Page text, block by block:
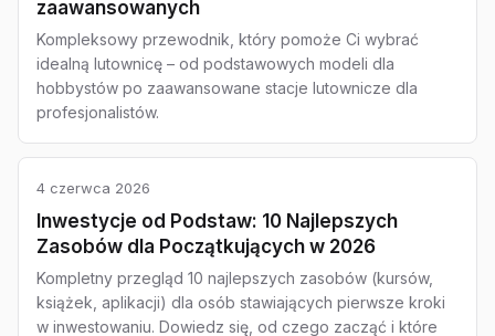
zaawansowanych
Kompleksowy przewodnik, który pomoże Ci wybrać
idealną lutownicę – od podstawowych modeli dla
hobbystów po zaawansowane stacje lutownicze dla
profesjonalistów.
4 czerwca 2026
Inwestycje od Podstaw: 10 Najlepszych
Zasobów dla Początkujących w 2026
Kompletny przegląd 10 najlepszych zasobów (kursów,
książek, aplikacji) dla osób stawiających pierwsze kroki
w inwestowaniu. Dowiedz się, od czego zacząć i które